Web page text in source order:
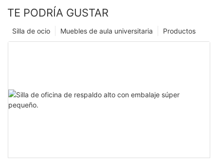
TE PODRÍA GUSTAR
Productos
Muebles de aula universitaria
Silla de ocio